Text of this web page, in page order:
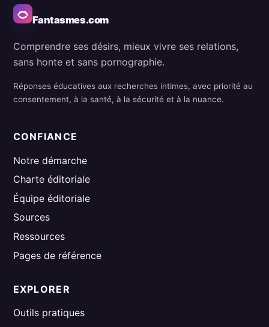
Fantasmes.com
Comprendre ses désirs, mieux vivre ses relations,
sans honte et sans pornographie.
Réponses éducatives aux recherches intimes, avec priorité au
consentement, à la santé, à la sécurité et à la nuance.
CONFIANCE
Notre démarche
Charte éditoriale
Équipe éditoriale
Sources
Ressources
Pages de référence
EXPLORER
Outils pratiques